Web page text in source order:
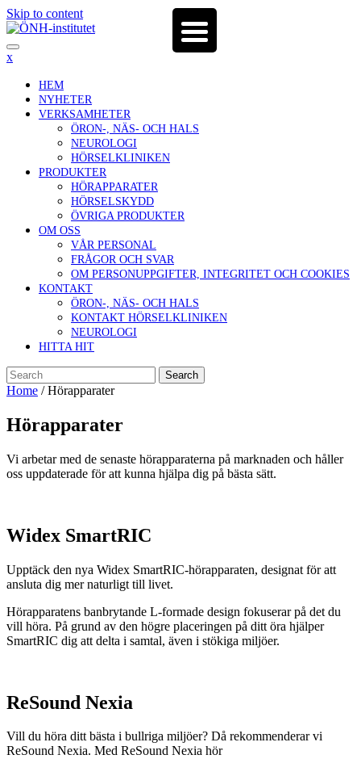
Skip to content
x
HEM
NYHETER
VERKSAMHETER
ÖRON-, NÄS- OCH HALS
NEUROLOGI
HÖRSELKLINIKEN
PRODUKTER
HÖRAPPARATER
HÖRSELSKYDD
ÖVRIGA PRODUKTER
OM OSS
VÅR PERSONAL
FRÅGOR OCH SVAR
OM PERSONUPPGIFTER, INTEGRITET OCH COOKIES
KONTAKT
ÖRON-, NÄS- OCH HALS
KONTAKT HÖRSELKLINIKEN
NEUROLOGI
HITTA HIT
Search
Home /Hörapparater
Hörapparater
Vi arbetar med de senaste hörapparaterna på marknaden och håller
oss uppdaterade för att kunna hjälpa dig på bästa sätt.
Widex SmartRIC
Upptäck den nya Widex SmartRIC-hörapparaten, designat för att
ansluta dig mer naturligt till livet.
Hörapparatens banbrytande L-formade design fokuserar på det du
vill höra. På grund av den högre placeringen på ditt öra hjälper
SmartRIC dig att delta i samtal, även i stökiga miljöer.
ReSound Nexia
Vill du höra ditt bästa i bullriga miljöer? Då rekommenderar vi
ReSound Nexia. Med ReSound Nexia hör